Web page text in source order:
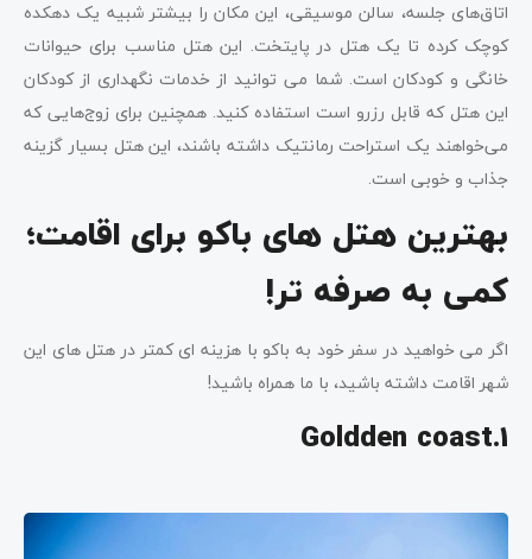
اتاق‌های جلسه، سالن موسیقی، این مکان را بیشتر شبیه یک دهکده
کوچک کرده تا یک هتل در پایتخت. این هتل مناسب برای حیوانات
خانگی و کودکان است. شما می توانید از خدمات نگهداری از کودکان
این هتل که قابل رزرو است استفاده کنید. همچنین برای زوج‌هایی که
می‌خواهند یک استراحت رمانتیک داشته باشند، این هتل بسیار گزینه
جذاب و خوبی است.
بهترین هتل های باکو برای اقامت؛
کمی به صرفه تر!
اگر می خواهید در سفر خود به باکو با هزینه ای کمتر در هتل های این
شهر اقامت داشته باشید، با ما همراه باشید!
Goldden coast.1